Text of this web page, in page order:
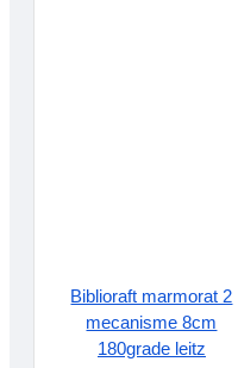
Biblioraft marmorat 2
mecanisme 8cm
180grade leitz